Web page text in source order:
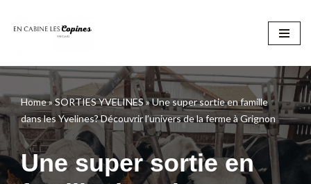
contenu
Home»SORTIES YVELINES»Une super sortie en famille
dans les Yvelines? Découvrir l’univers de la ferme à Grignon
Une super sortie en